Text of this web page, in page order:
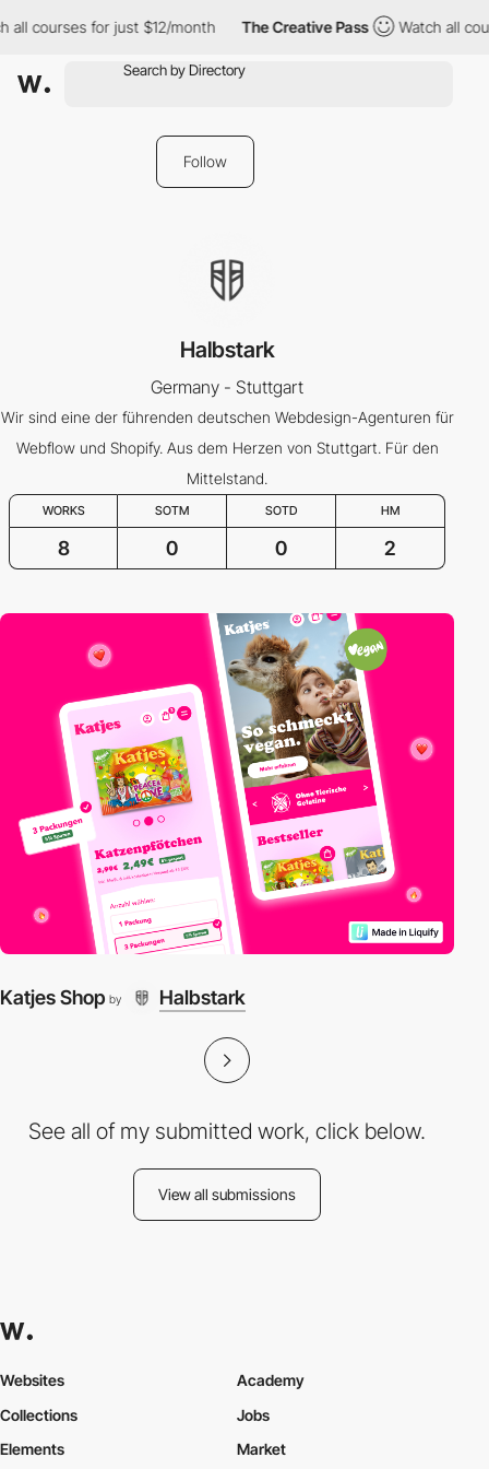
all courses for just $12/month The Creative Pass Watch all
Follow
Halbstark
Germany - Stuttgart
Wir sind eine der führenden deutschen Webdesign-Agenturen für
Webflow und Shopify. Aus dem Herzen von Stuttgart. Für den
Mittelstand.
WORKS SOTM SOTD HM
8 0 0 2
Katjes Shop by Halbstark
See all of my submitted work, click below.
View all submissions
Websites
Collections
Elements
Academy
Jobs
Market